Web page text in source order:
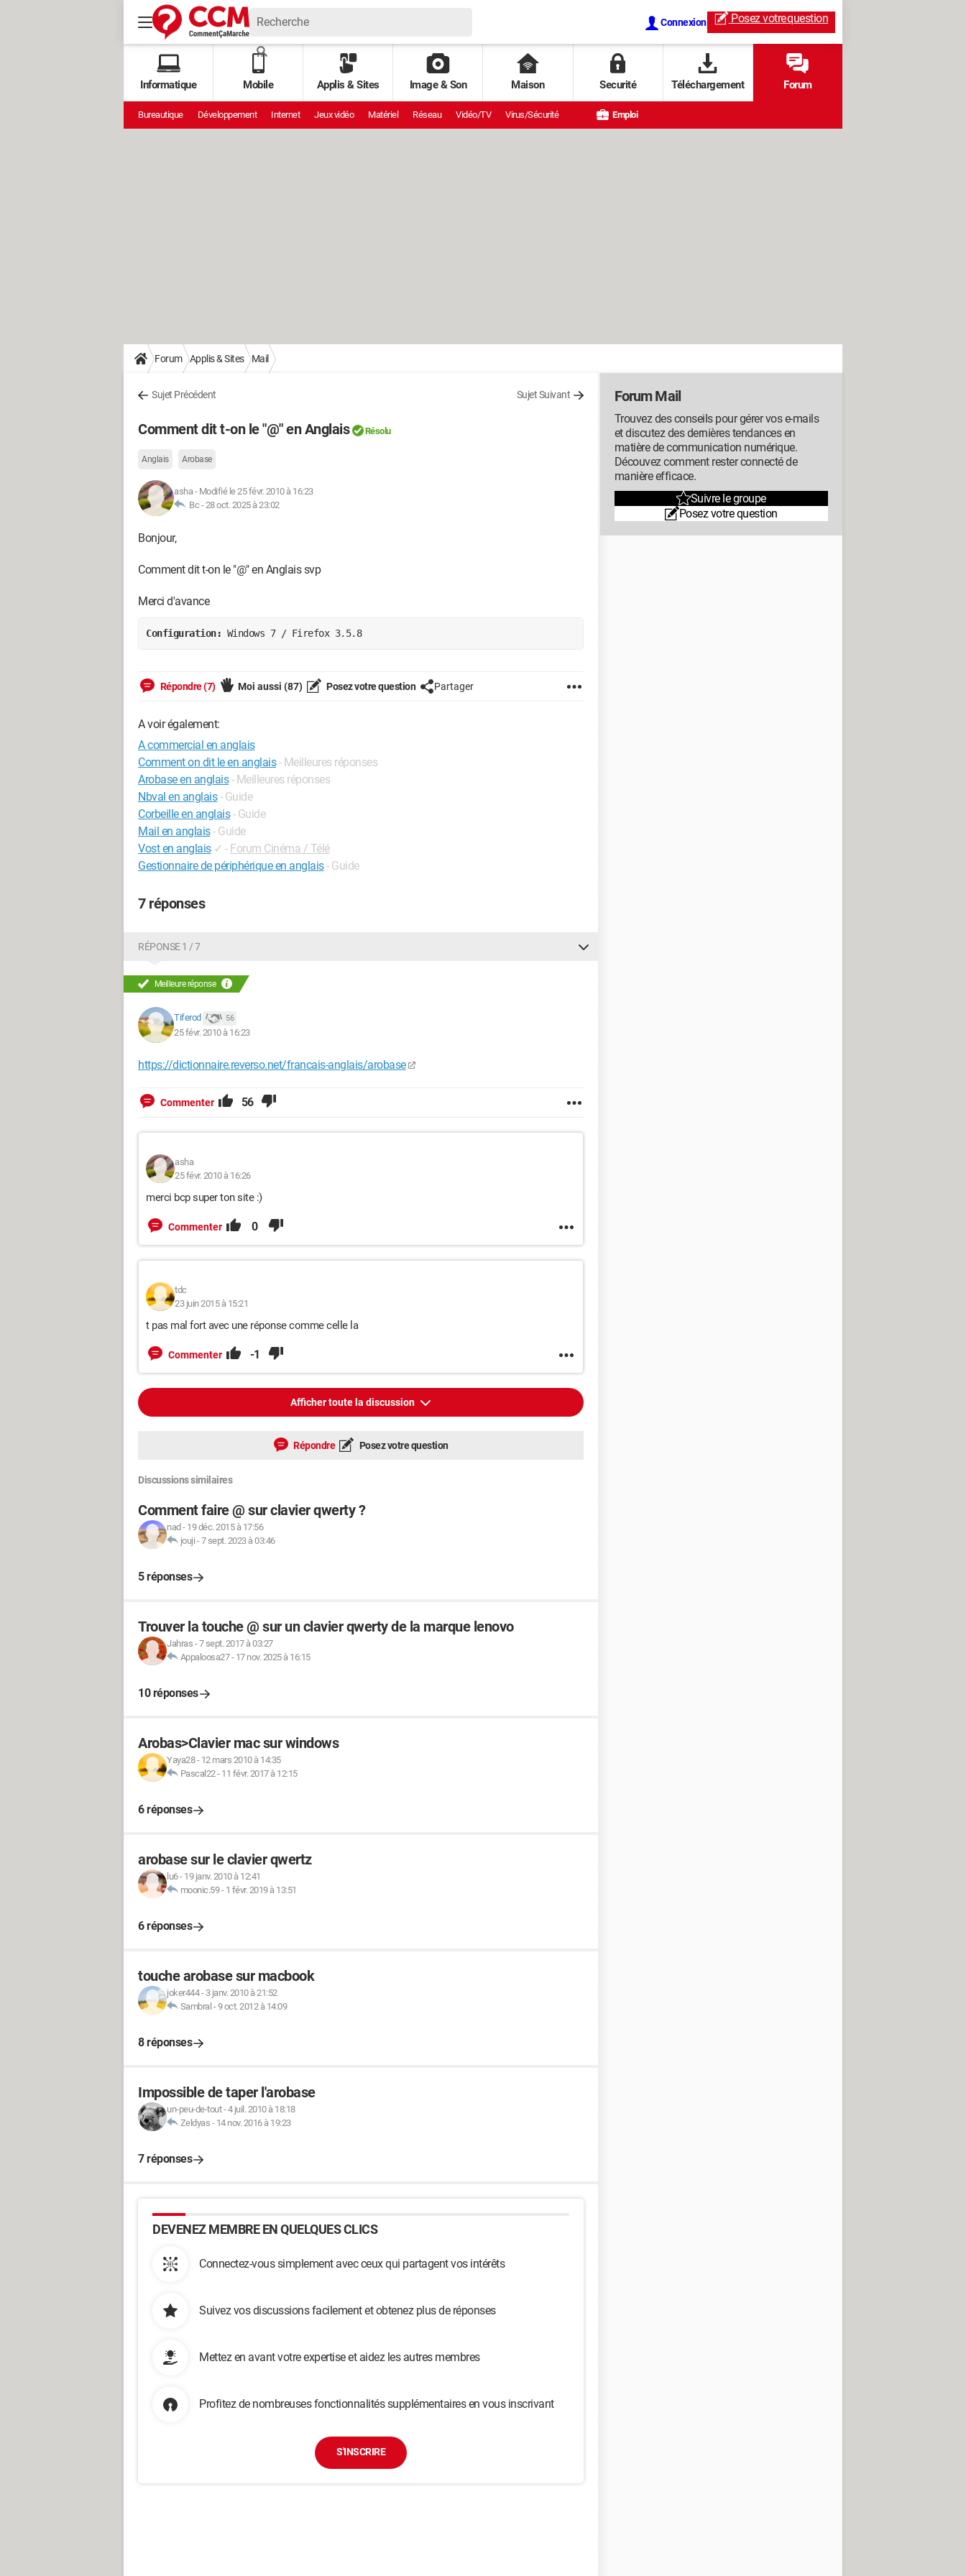
Connexion Posez votrequestion
Informatique Mobile Applis & Sites Image & Son Maison Securité Téléchargement Forum
Bureautique Développement Internet Jeux vidéo Matériel Réseau Vidéo/TV Virus/Sécurité Emploi
Forum Applis & Sites Mail
Sujet Précédent Sujet Suivant
Comment dit t-on le "@" en Anglais Résolu
Anglais Arobase
asha- Modifié le 25 févr. 2010 à 16:23
Bc -28 oct. 2025 à 23:02
Bonjour,
Comment dit t-on le "@" en Anglais svp
Merci d'avance
Configuration: Windows 7 / Firefox 3.5.8
Répondre (7) Moi aussi (87) Posez votre question Partager
A voir également:
A commercial en anglais
Comment on dit le en anglais - Meilleures réponses
Arobase en anglais - Meilleures réponses
Nbval en anglais - Guide
Corbeille en anglais - Guide
Mail en anglais- Guide
Vost en anglais ✓ - Forum Cinéma / Télé
Gestionnaire de périphérique en anglais- Guide
7 réponses
RÉPONSE 1 / 7
Meilleure réponse
Tiferod 56
25 févr. 2010 à 16:23
https://dictionnaire.reverso.net/francais-anglais/arobase
Commenter 56
asha
25 févr. 2010 à 16:26
merci bcp super ton site :)
Commenter 0
tdc
23 juin 2015 à 15:21
t pas mal fort avec une réponse comme celle la
Commenter -1
Afficher toute la discussion
Répondre Posez votre question
Discussions similaires
Comment faire @ sur clavier qwerty ?
nad - 19 déc. 2015 à 17:56
jouji -7 sept. 2023 à 03:46
5 réponses
Trouver la touche @ sur un clavier qwerty de la marque lenovo
Jahras -7 sept. 2017 à 03:27
Appaloosa27- 17 nov. 2025 à 16:15
10 réponses
Arobas>Clavier mac sur windows
Yaya28- 12 mars 2010 à 14:35
Pascal22- 11 févr. 2017 à 12:15
6 réponses
arobase sur le clavier qwertz
lu6- 19 janv. 2010 à 12:41
moonic.59- 1 févr. 2019 à 13:51
6 réponses
touche arobase sur macbook
joker444- 3 janv. 2010 à 21:52
Sambral -9 oct. 2012 à 14:09
8 réponses
Impossible de taper l'arobase
un-peu-de-tout-4 juil. 2010 à 18:18
Zeldyas - 14 nov. 2016 à 19:23
7 réponses
DEVENEZ MEMBRE EN QUELQUES CLICS
Connectez-vous simplement avec ceux qui partagent vos intérêts
Suivez vos discussions facilement et obtenez plus de réponses
Mettez en avant votre expertise et aidez les autres membres
Profitez de nombreuses fonctionnalités supplémentaires en vous inscrivant
S'INSCRIRE
Forum Mail
Trouvez des conseils pour gérer vos e-mails
et discutez des dernières tendances en
matière de communication numérique.
Découvez comment rester connecté de
manière efficace.
Suivre le groupe
Posez votre question